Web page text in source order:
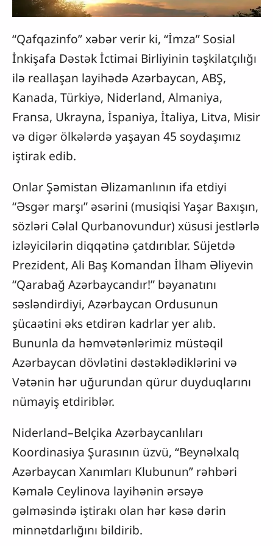
“Qafqazinfo” xəbər verir ki, “İmza” Sosial
İnkişafa Dəstək İctimai Birliyinin təşkilatçılığı
ilə reallaşan layihədə Azərbaycan, ABŞ,
Kanada, Türkiyə, Niderland, Almaniya,
Fransa, Ukrayna, İspaniya, İtaliya, Litva, Misir
və digər ölkələrdə yaşayan 45 soydaşımız
iştirak edib.
Onlar Şəmistan Əlizamanlının ifa etdiyi
“Əsgər marşı” əsərini (musiqisi Yaşar Baxışın,
sözləri Cəlal Qurbanovundur) xüsusi jestlərlə
izləyicilərin diqqətinə çatdırıblar. Süjetdə
Prezident, Ali Baş Komandan İlham Əliyevin
“Qarabağ Azərbaycandır!” bəyanatını
səsləndirdiyi, Azərbaycan Ordusunun
şücaətini əks etdirən kadrlar yer alıb.
Bununla da həmvətənlərimiz müstəqil
Azərbaycan dövlətini dəstəklədiklərini və
Vətənin hər uğurundan qürur duyduqlarını
nümayiş etdiriblər.
Niderland–Belçika Azərbaycanlıları
Koordinasiya Şurasının üzvü, “Beynəlxalq
Azərbaycan Xanımları Klubunun” rəhbəri
Kəmalə Ceylinova layihənin ərsəyə
gəlməsində iştirakı olan hər kəsə dərin
minnətdarlığını bildirib.